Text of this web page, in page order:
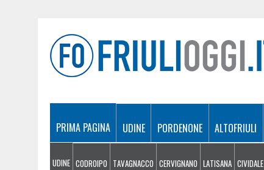
PRIMA PAGINA UDINE PORDENONE ALTOFRIULI
UDINE CODROIPO TAVAGNACCO CERVIGNANO LATISANA CIVIDALE